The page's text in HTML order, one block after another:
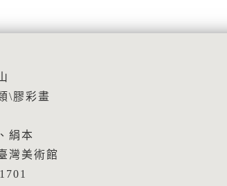
\膠彩畫
絹本
灣美術館